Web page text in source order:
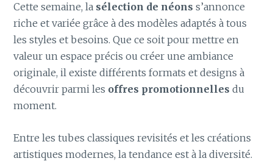
Cette semaine, la sélection de néons s’annonce
riche et variée grâce à des modèles adaptés à tous
les styles et besoins. Que ce soit pour mettre en
valeur un espace précis ou créer une ambiance
originale, il existe différents formats et designs à
découvrir parmi les offres promotionnelles du
moment.
Entre les tubes classiques revisités et les créations
artistiques modernes, la tendance est à la diversité.